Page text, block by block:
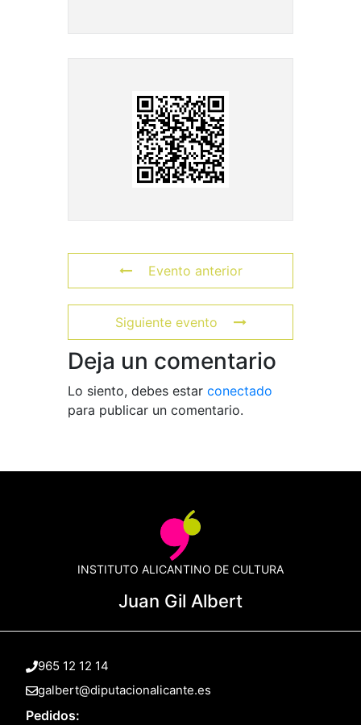
Evento anterior
Siguiente evento
Deja un comentario
Lo siento, debes estar conectado
para publicar un comentario.
INSTITUTO ALICANTINO DE CULTURA
Juan Gil Albert
965 12 12 14
galbert@diputacionalicante.es
Pedidos: